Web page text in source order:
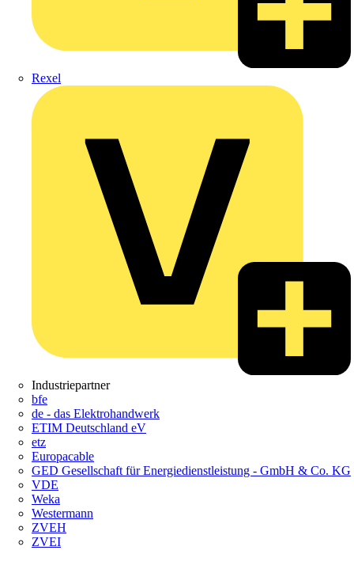
Rexel
Industriepartner
bfe
de - das Elektrohandwerk
ETIM Deutschland eV
etz
Europacable
GED Gesellschaft für Energiedienstleistung - GmbH & Co. KG
VDE
Weka
Westermann
ZVEH
ZVEI